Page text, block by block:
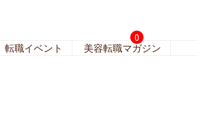
0
転職イベント 美容転職マガジン